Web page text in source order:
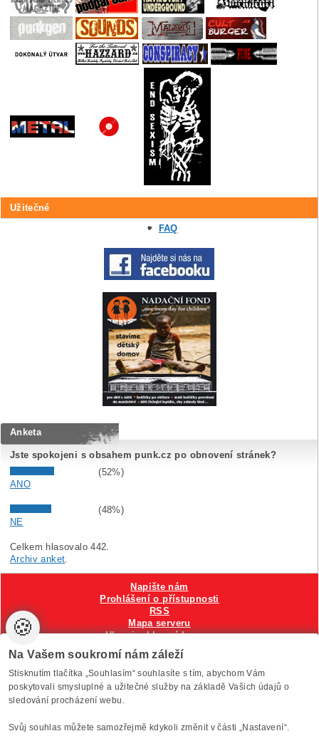
Užitečné
FAQ
Anketa
Jste spokojeni s obsahem punk.cz po obnovení stránek?
(52%)
ANO
(48%)
NE
Celkem hlasovalo 442.
Archiv anket
VytvořiloAnawe , provozuje Anawe a Špína
Napište nám
Prohlášení o přístupnosti
RSS
Mapa serveru
Hlavni reklamní banner
Nastavení cookies
🍪
Na Vašem soukromí nám záleží
Stisknutím tlačítka „Souhlasím“ souhlasíte s tím, abychom Vám
poskytovali smysluplné a užitečné služby na základě Vašich údajů o
sledování procházení webu.
Svůj souhlas můžete samozřejmě kdykoli změnit v části „Nastavení“.